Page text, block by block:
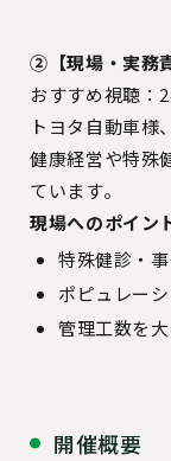
②【現場・実務
おすすめ視聴：
トヨタ自動車様
健康経営や特殊
ています。
現場へのポイン
特殊健診・
ポピュレー
管理工数を
開催概要